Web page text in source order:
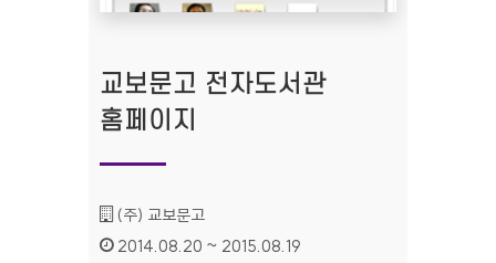
교보문고 전자도서관
홈페이지
기관명 :
(주) 교보문고
인증기간 :
2014.08.20 ~ 2015.08.19